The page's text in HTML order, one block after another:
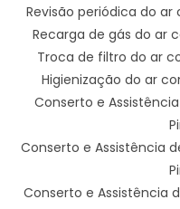
Revisão periódica do ar
Recarga de gás do ar
Troca de filtro do ar
Higienização do ar
Conserto e
Conserto e Assistência
Conserto e Assistência